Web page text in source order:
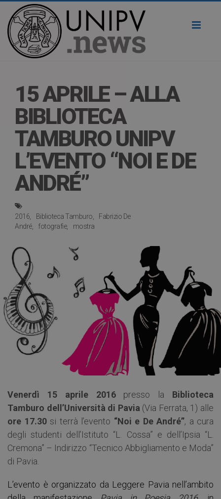
15 APRILE – ALLA
BIBLIOTECA
TAMBURO UNIPV
L’EVENTO “NOI E DE
ANDRÉ”
2016 Biblioteca Tamburo
Fabrizio De
André
fotografie mostra
Venerdì 15 aprile 2016presso la Biblioteca
Tamburo dell’Università di Pavia (Via Ferrata, 1) alle
ore 17.30si terrà l’evento “Noi e De André”, a cura
degli studenti dell’Istituto “L. Cossa” e dell’Ipsia “L.
Cremona” – Indirizzo “Tecnico Abbigliamento e Moda”
di Pavia.
L’evento è organizzato da Leggere Pavia nell’ambito